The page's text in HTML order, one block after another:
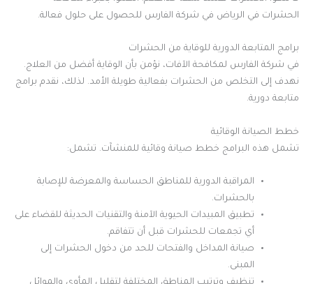
الحشرات في الرياض في شركة الفارس للحصول على حلول فعالة.
برامج المتابعة الدورية للوقاية من الحشرات
في شركة الفارس لمكافحة الآفات، نؤمن بأن الوقاية أفضل من العلاج.
نهدف إلى التخلص من الحشرات بفعالية طويلة الأمد. لذلك، نقدم برامج
متابعة دورية.
خطط الصيانة الوقائية
تشمل هذه البرامج خطط صيانة وقائية للمنشآت. تشمل:
المراقبة الدورية للمناطق الحساسة والمعرضة للإصابة
بالحشرات.
تطبيق المبيدات الحيوية الآمنة والتقنيات الحديثة للقضاء على
أي تجمعات للحشرات قبل أن تتفاقم.
صيانة المداخل والفتحات للحد من دخول الحشرات إلى
المبنى.